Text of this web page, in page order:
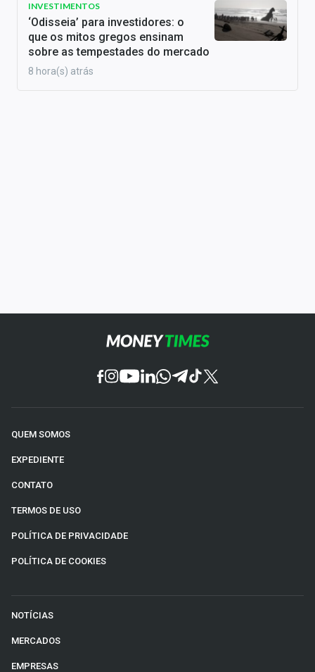
INVESTIMENTOS
‘Odisseia’ para investidores: o
que os mitos gregos ensinam
sobre as tempestades do mercado
8 hora(s) atrás
QUEM SOMOS
EXPEDIENTE
CONTATO
TERMOS DE USO
POLÍTICA DE PRIVACIDADE
POLÍTICA DE COOKIES
NOTÍCIAS
MERCADOS
EMPRESAS